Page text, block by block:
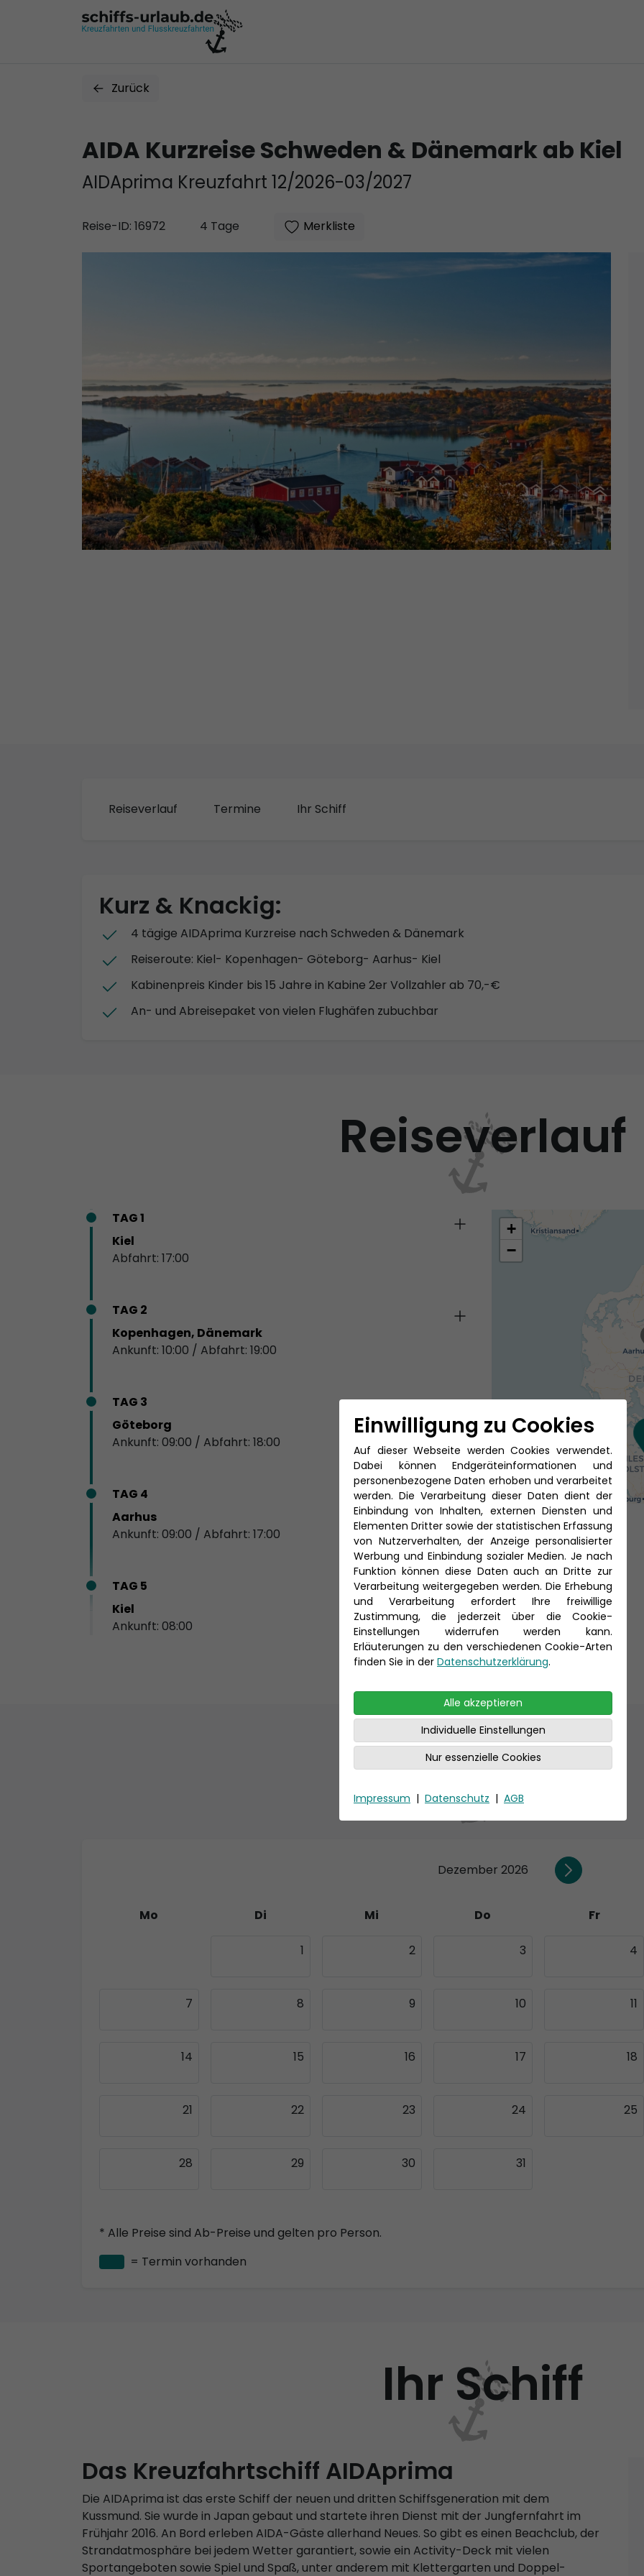
Zurück
AIDA Kurzreise Schweden & Dänemark ab Kiel
AIDAprima Kreuzfahrt 12/2026-03/2027
Reise-ID: 16972 4 Tage Merkliste
Reiseverlauf Termine Ihr Schiff
Kurz & Knackig:
4 tägige AIDAprima Kurzreise nach Schweden & Dänemark
Reiseroute: Kiel- Kopenhagen- Göteborg- Aarhus- Kiel
Kabinenpreis Kinder bis 15 Jahre in Kabine 2er Vollzahler ab 70,-€
An- und Abreisepaket von vielen Flughäfen zubuchbar
Reiseverlauf
+
−
TAG 1
Kiel
Abfahrt: 17:00
TAG 2
Kopenhagen, Dänemark
Ankunft: 10:00 / Abfahrt: 19:00
TAG 3
Göteborg
Ankunft: 09:00 / Abfahrt: 18:00
TAG 4
Aarhus
Ankunft: 09:00 / Abfahrt: 17:00
TAG 5
Kiel
Ankunft: 08:00
Termine
Dezember 2026
Mo Di Mi Do
Fr
1 2 3 4
7 8 9 10 11
14 15 16 17 18
21 22 23 24 25
28 29 30 31
* Alle Preise sind Ab-Preise und gelten pro Person.
= Termin vorhanden
Ihr Schiff
Das Kreuzfahrtschiff AIDAprima
Die AIDAprima ist das erste Schiff der neuen und dritten Schiffsgeneration mit dem
Kussmund. Sie wurde in Japan gebaut und startete ihren Dienst mit der Jungfernfahrt im
Frühjahr 2016. An Bord erleben AIDA-Gäste allerhand Neues. So gibt es einen Beachclub, der
Strandatmosphäre bei jedem Wetter garantiert, sowie ein Activity-Deck mit vielen
Sportangeboten sowie Spiel und Spaß, unter anderem mit Klettergarten und Doppel-
Einwilligung zu Cookies
Auf dieser Webseite werden Cookies verwendet.
Dabei können Endgeräteinformationen und
personenbezogene Daten erhoben und verarbeitet
werden. Die Verarbeitung dieser Daten dient der
Einbindung von Inhalten, externen Diensten und
Elementen Dritter sowie der statistischen Erfassung
von Nutzerverhalten, der Anzeige personalisierter
Werbung und Einbindung sozialer Medien. Je nach
Funktion können diese Daten auch an Dritte zur
Verarbeitung weitergegeben werden. Die Erhebung
und Verarbeitung erfordert Ihre freiwillige
Zustimmung, die jederzeit über die Cookie-
Einstellungen widerrufen werden kann.
Erläuterungen zu den verschiedenen Cookie-Arten
finden Sie in der Datenschutzerklärung.
Alle akzeptieren
Individuelle Einstellungen
Nur essenzielle Cookies
Impressum | Datenschutz | AGB